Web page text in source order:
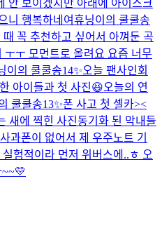
안 보이겠지만 아래에 아이스크
니 행복하네여휴닝이의 쿨쿨송
때 꼭 추천하고 싶어서 아껴둔 곡
ㅜ 모먼트로 올려요 요즘 너무
이의 쿨쿨송14✨오늘 팬사인회
아이들과 첫 사진😆오늘의 연
쿨쿨송13✨폰 사고 첫 셀카><
새에 찍힌 사진동기화 된 막내들
과폰이 없어서 제 우주노트 기
험적이라 먼저 위버스에..ㅎ 오